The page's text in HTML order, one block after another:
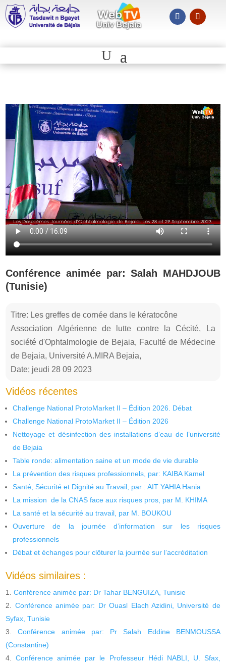
Conférence animée par: Salah MAHDJOUB
(Tunisie)
Titre: Les greffes de cornée dans le kératocône
Association Algérienne de lutte contre la Cécité, La
société d'Ophtalmologie de Bejaia, Faculté de Médecine
de Bejaia, Université A.MIRA Bejaia,
Date; jeudi 28 09 2023
Vidéos récentes
Challenge National ProtoMarket II – Édition 2026. Débat
Challenge National ProtoMarket II – Édition 2026
Nettoyage et désinfection des installations d’eau de l’université
de Bejaia
Table ronde: alimentation saine et un mode de vie durable
La prévention des risques professionnels, par: KAIBA Kamel
Santé, Sécurité et Dignité au Travail, par : AIT YAHIA Hania
La mission de la CNAS face aux risques pros, par M. KHIMA
La santé et la sécurité au travail, par M. BOUKOU
Ouverture de la journée d’information sur les risques
professionnels
Débat et échanges pour clôturer la journée sur l’accréditation
Vidéos similaires :
Conférence animée par: Dr Tahar BENGUIZA, Tunisie
Conférence animée par: Dr Ouasl Elach Azidini, Université de
Syfax, Tunisie
Conférence animée par: Pr Salah Eddine BENMOUSSA
(Constantine)
Conférence animée par le Professeur Hédi NABLI, U. Sfax,